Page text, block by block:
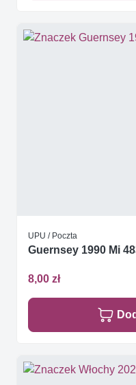
UPU / Poczta
Guernsey 1990 Mi
8,00 zł